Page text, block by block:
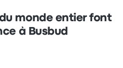
monde entier font
à Busbud